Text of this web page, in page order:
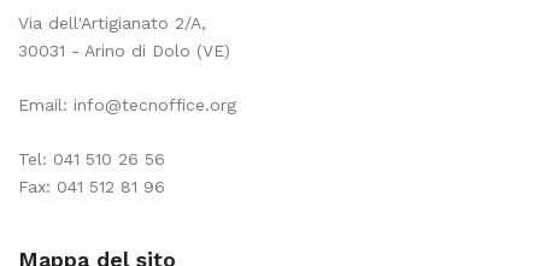
Via dell'Artigianato 2/A,
30031 - Arino di Dolo (VE)
Email: info@tecnoffice.org
Tel: 041 510 26 56
Fax: 041 512 81 96
Mappa del sito